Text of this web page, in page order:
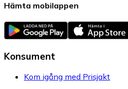
Hämta mobilappen
Konsument
Kom igång med Prisjakt